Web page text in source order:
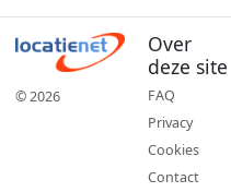
© 2026
Over
deze site
FAQ
Privacy
Cookies
Contact